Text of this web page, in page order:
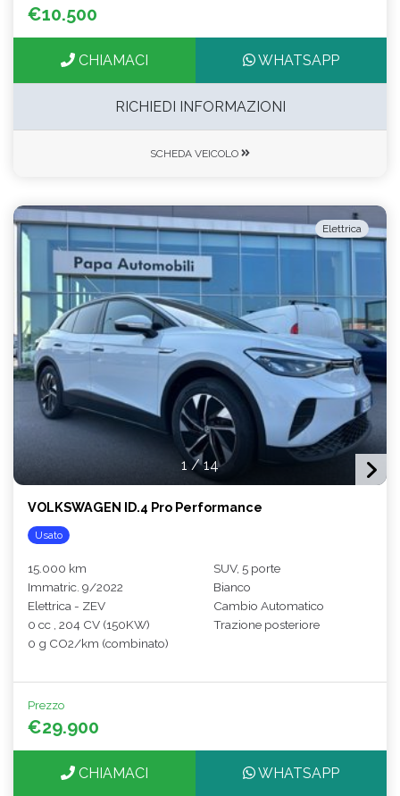
€10.500
CHIAMACI WHATSAPP
RICHIEDI INFORMAZIONI
SCHEDA VEICOLO
1 /14
Elettrica
VOLKSWAGEN ID.4 Pro Performance
Usato
15.000 km
Immatric. 9/2022
Elettrica - ZEV
0 cc , 204 CV (150KW)
0 g CO2/km (combinato)
SUV, 5 porte
Bianco
Cambio Automatico
Trazione posteriore
Prezzo
€29.900
CHIAMACI WHATSAPP